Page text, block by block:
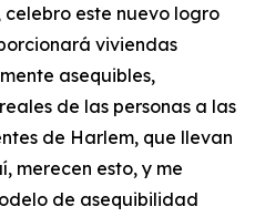
este nuevo logro
viviendas
asequibles,
de las personas a las
de Harlem, que llevan
merecen esto, y me
de asequibilidad